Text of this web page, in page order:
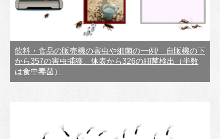
飲料・食品の販売機の害虫や細菌の一例/ 自販機の下
から357の害虫捕獲、体表から326の細菌検出（半数
は食中毒菌）